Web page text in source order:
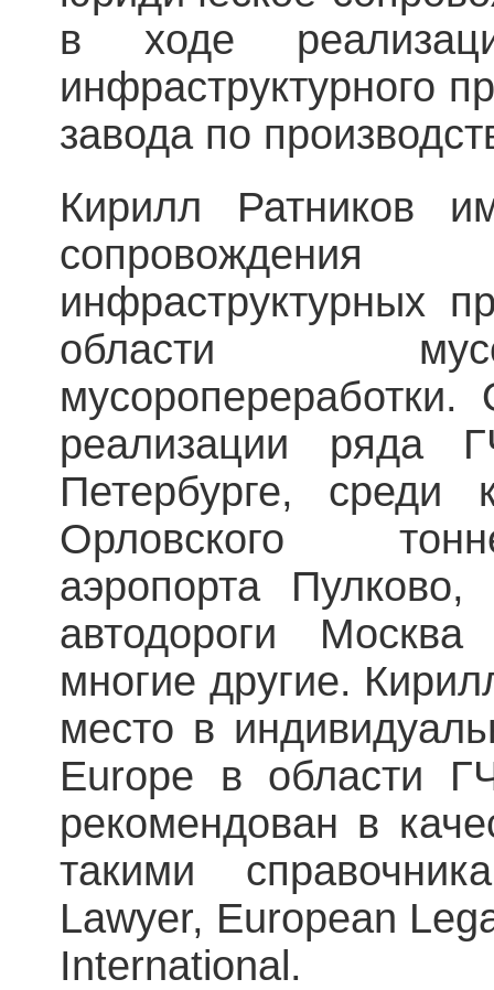
в ходе
инфраструктурного
завода по
Кирилл Ратников
инфраструктурных
области
реализации ряда
Петербурге, среди
Орловского
аэропорта Пулково,
автодороги
многие другие.
место в
Europe в области
рекомендован в
такими
Lawyer, European
International.